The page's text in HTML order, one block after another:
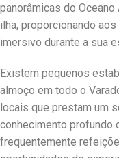
panorâmicas do
ilha, proporcionando
imersivo durante a sua
Existem pequenos
almoço em todo o
locais que prestam um
conhecimento profundo
frequentemente